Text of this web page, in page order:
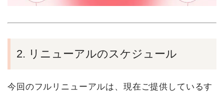
2. リニューアルのスケジュール
今回のフルリニューアルは、現在ご提供しているす